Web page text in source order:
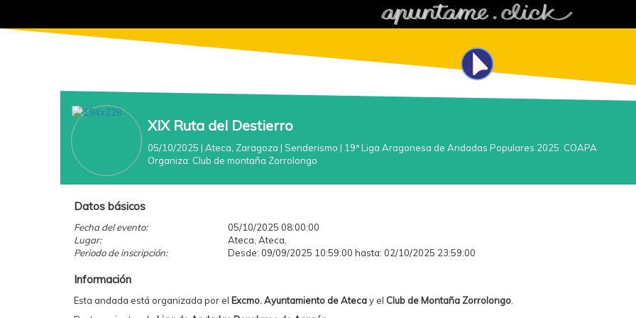
XIX Ruta del Destierro
05/10/2025 | Ateca, Zaragoza | Senderismo | 19ª Liga Aragonesa de Andadas Populares 2025. COAPA
Organiza: Club de montaña Zorrolongo
Datos básicos
Fecha del evento:
05/10/2025 08:00:00
Lugar:
Ateca, Ateca,
Periodo de inscripción:
Desde: 09/09/2025 10:59:00 hasta: 02/10/2025 23:59:00
Información
Esta andada está organizada por el Excmo. Ayuntamiento de Atecay el Club de Montaña Zorrolongo